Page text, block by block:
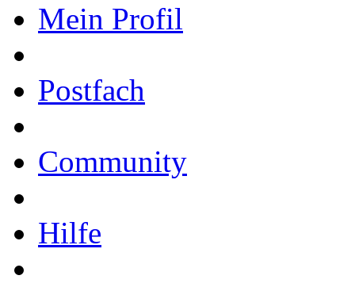
Mein Profil
Postfach
Community
Hilfe